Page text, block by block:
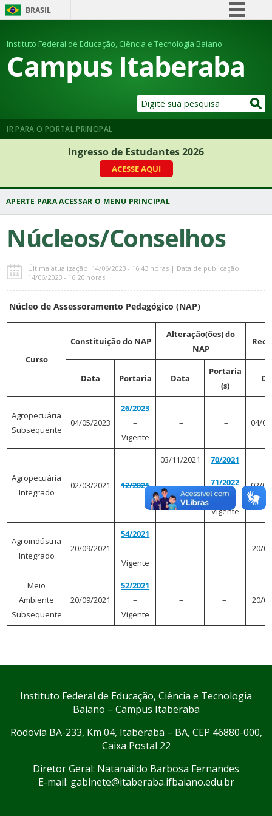
BRASIL
Comunica BR
Participe
Legislação
Instituto Federal de Educação, Ciência e Tecnologia Baiano
Campus Itaberaba
IR PARA O PORTAL PRINCIPAL
Ingresso de Estudantes 2026
ACESSE AQUI
Núcleos/Conselhos
Última atualização: 14/06/2023 - 16:43 horas | Data de publicação:
14/06/2023 - 16:20 horas
Núcleo de Assessoramento Pedagógico (NAP)
Curso
Constituição do NAP
Alteração(ões) do
NAP
Data Portaria Data
Portaria
(s)
Agropecuária
Subsequente
04/05/2023
26/2023
–
Vigente
– – 04/
Agropecuária
Integrado
02/03/2021 12/2021
03/11/2021 70/2021
02/
11/11/2022
71/2022
–
Vigente
Agroindústria
Integrado
20/09/2021
54/2021
–
Vigente
– – 20/
Meio
Ambiente
Subsequente
20/09/2021
52/2021
–
Vigente
– – 20/
Instituto Federal de Educação, Ciência e Tecnologia
Baiano – Campus Itaberaba
Rodovia BA-233, Km 04, Itaberaba – BA, CEP 46880-000,
Caixa Postal 22
Diretor Geral: Natanaildo Barbosa Fernandes
E-mail: gabinete@itaberaba.ifbaiano.edu.br